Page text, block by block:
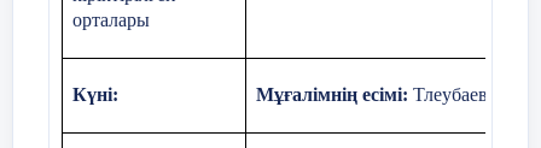
Сабақта қолданылатын көрнекіліктер
мен
орталары
Күні: Мұғалімнің есімі: Тлеубаева